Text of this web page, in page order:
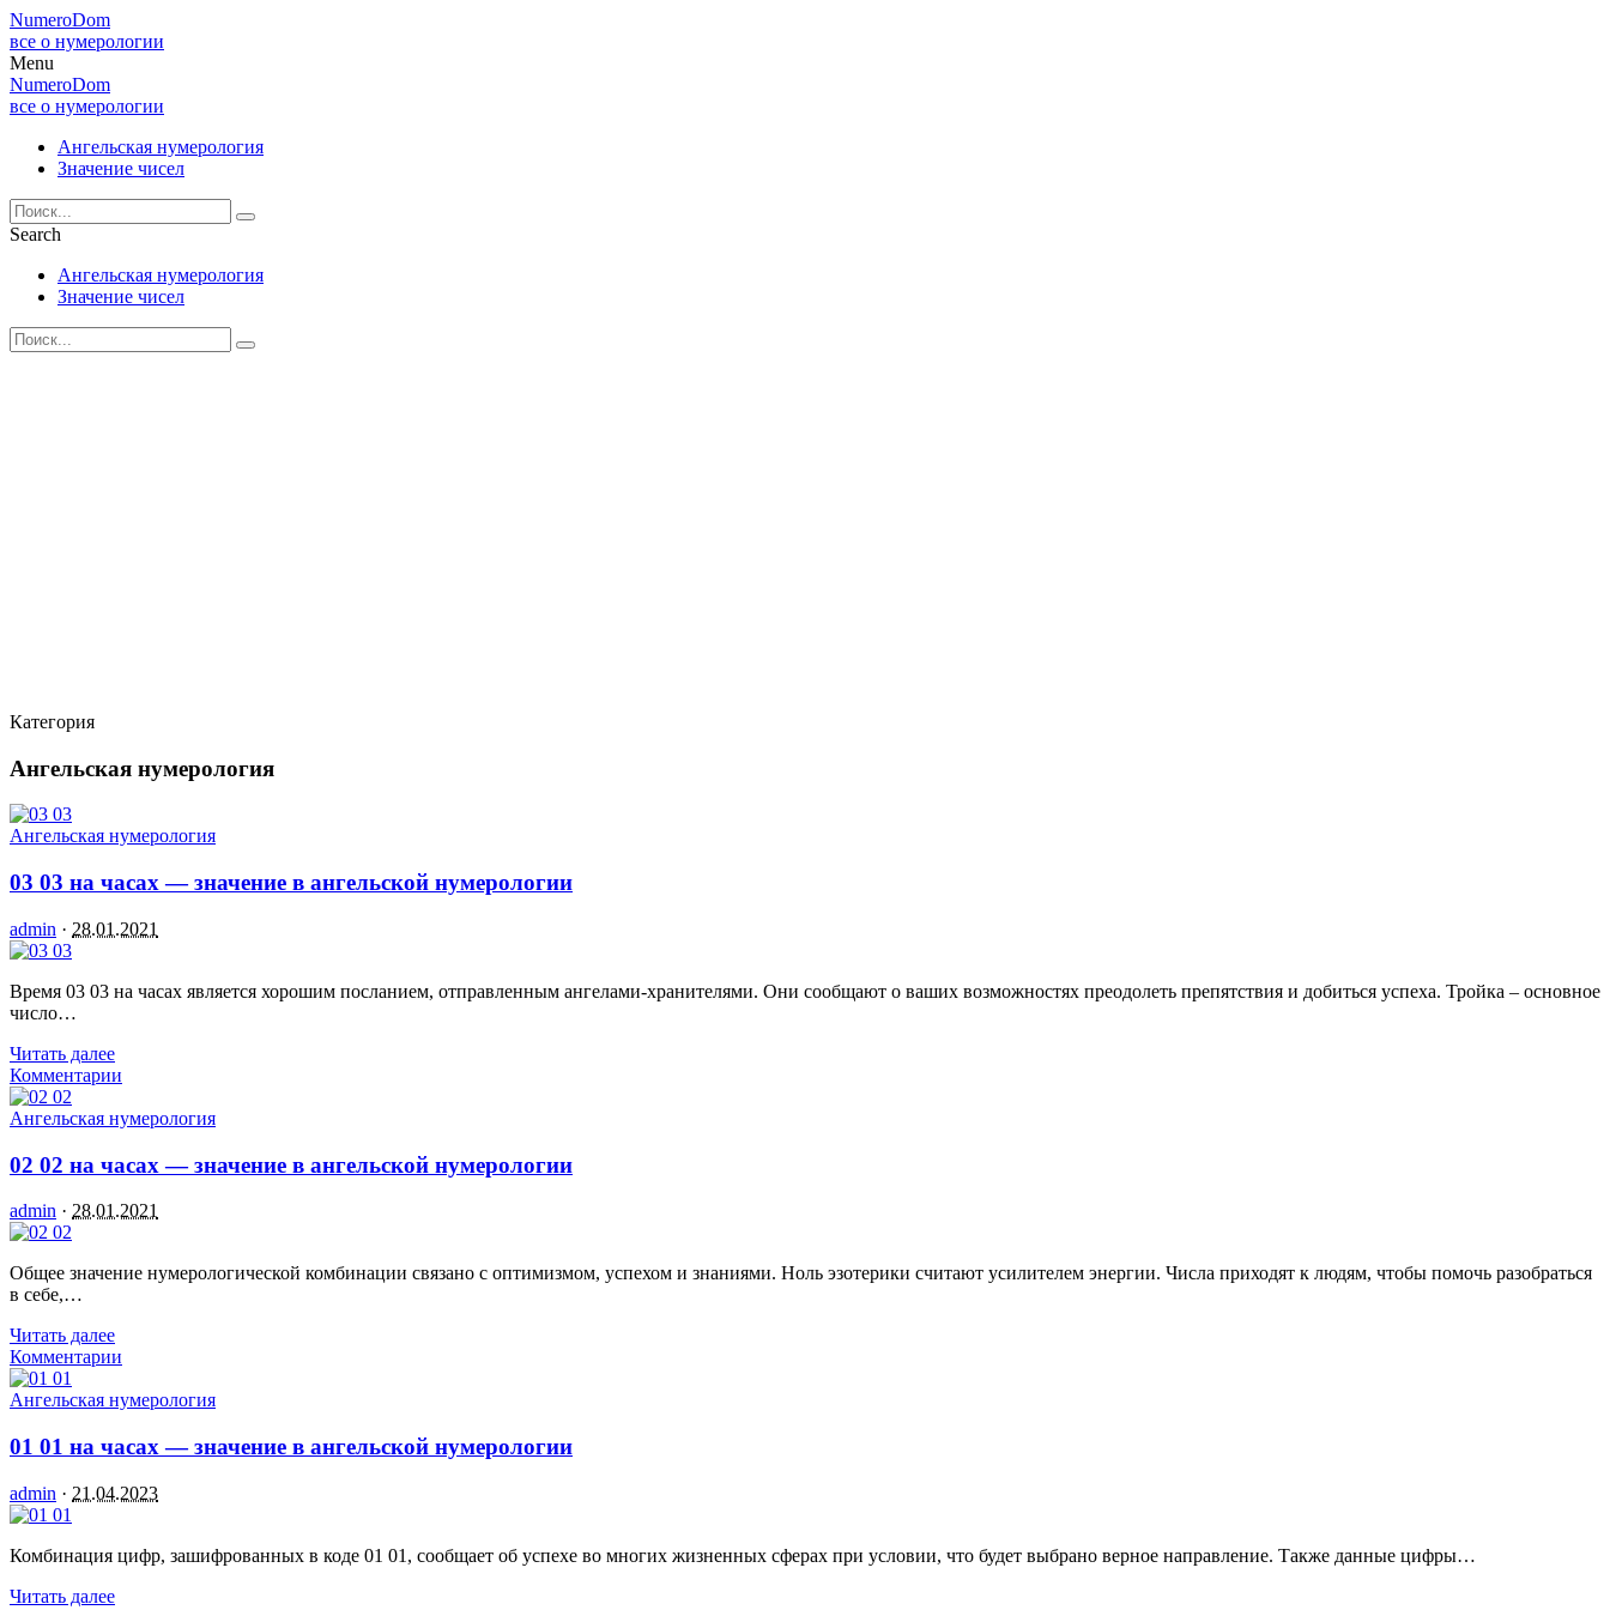
NumeroDom
все о нумерологии
Menu
NumeroDom
все о нумерологии
Ангельская нумерология
Значение чисел
Search
Ангельская нумерология
Значение чисел
Категория
Ангельская нумерология
Ангельская нумерология
03 03 на часах — значение в ангельской нумерологии
admin · 28.01.2021
Время 03 03 на часах является хорошим посланием, отправленным ангелами-хранителями. Они сообщают о ваших возможностях преодолеть препятствия и добиться успеха. Тройка – основное
число…
Читать далее
Комментарии
Ангельская нумерология
02 02 на часах — значение в ангельской нумерологии
admin · 28.01.2021
Общее значение нумерологической комбинации связано с оптимизмом, успехом и знаниями. Ноль эзотерики считают усилителем энергии. Числа приходят к людям, чтобы помочь разобраться
в себе,…
Читать далее
Комментарии
Ангельская нумерология
01 01 на часах — значение в ангельской нумерологии
admin · 21.04.2023
Комбинация цифр, зашифрованных в коде 01 01, сообщает об успехе во многих жизненных сферах при условии, что будет выбрано верное направление. Также данные цифры…
Читать далее